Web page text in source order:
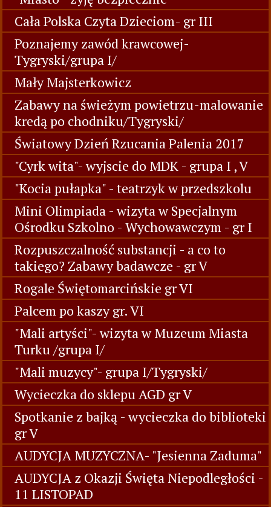
Cała Polska Czyta Dzieciom- gr III
Poznajemy zawód krawcowej-
Tygryski/grupa I/
Mały Majsterkowicz
Zabawy na świeżym powietrzu-malowanie
kredą po chodniku/Tygryski/
Światowy Dzień Rzucania Palenia 2017
"Cyrk wita"- wyjscie do MDK - grupa I , V
"Kocia pułapka" - teatrzyk w przedszkolu
Mini Olimpiada - wizyta w Specjalnym
Ośrodku Szkolno - Wychowawczym - gr I
Rozpuszczalność substancji - a co to
takiego? Zabawy badawcze - gr V
Rogale Świętomarcińskie gr VI
Palcem po kaszy gr. VI
"Mali artyści"- wizyta w Muzeum Miasta
Turku /grupa I/
"Mali muzycy"- grupa I/Tygryski/
Wycieczka do sklepu AGD gr V
Spotkanie z bajką - wycieczka do biblioteki
gr V
AUDYCJA MUZYCZNA- "Jesienna Zaduma"
AUDYCJA z Okazji Święta Niepodległości -
11 LISTOPAD